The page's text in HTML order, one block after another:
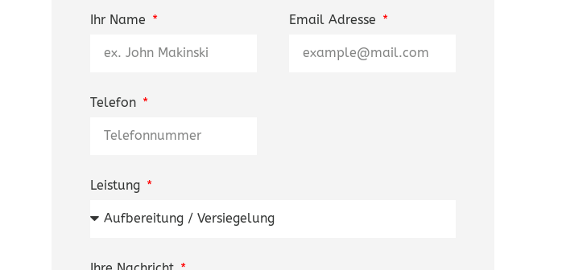
Ihr Name Email Adresse
Telefon
Leistung